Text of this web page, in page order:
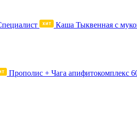
Каша Тыквенная с
Прополис + Чага апифитокомплекс